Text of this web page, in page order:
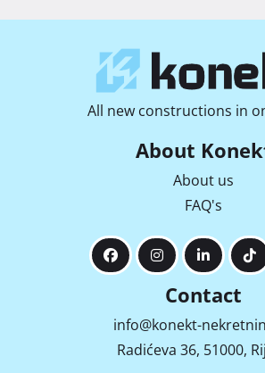
All new constructions in
About
About us
FAQ's
Contact
info@konekt-
Radićeva 36, 51000,